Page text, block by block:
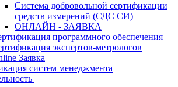
Система добровольной сертификации
средств измерений (СДС СИ)
ОНЛАЙН - ЗАЯВКА
программного обеспечения
экспертов-метрологов
Заявка
систем менеджмента